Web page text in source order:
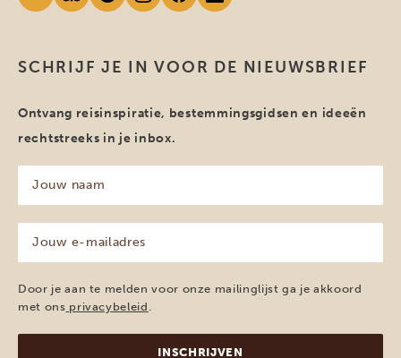
SCHRIJF JE IN VOOR DE NIEUWSBRIEF
Ontvang reisinspiratie, bestemmingsgidsen en ideeën
rechtstreeks in je inbox.
naam
(Vereist)
mailadres
(Vereist)
Door je aan te melden voor onze mailinglijst ga je akkoord
met ons privacybeleid .